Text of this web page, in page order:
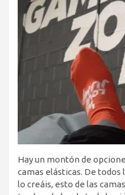
Hay un montón de
camas elásticas. De todos
lo creáis, esto de las